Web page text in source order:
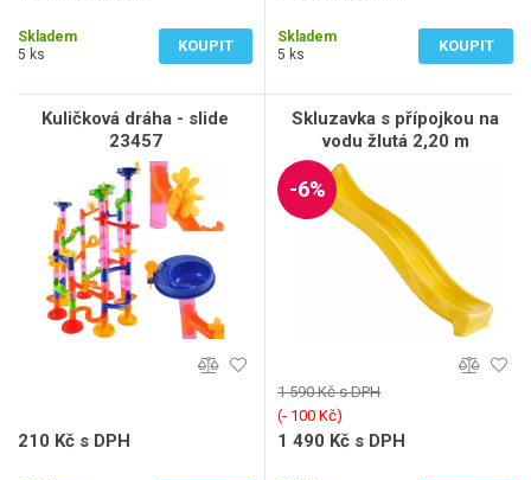
Skladem
5 ks
KOUPIT
Skladem
5 ks
KOUPIT
Kuličková dráha - slide
23457
210 Kč s DPH
Skluzavka s přípojkou na
vodu žlutá 2,20 m
-6%
1 590 Kč s DPH
(‐ 100 Kč)
1 490 Kč s DPH